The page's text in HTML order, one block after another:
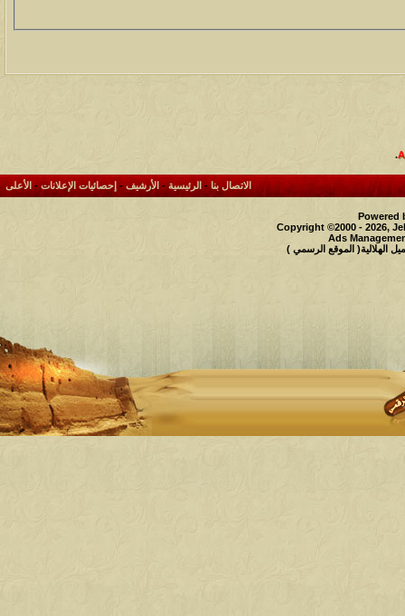
.
الاتصال بنا- الرئيسية-الأرشيف- إحصائيات الإعلانات- الأعلى
Powered
Copyright ©2000 - 2026,
Ads
الهلالية( الموقع الرسمي )